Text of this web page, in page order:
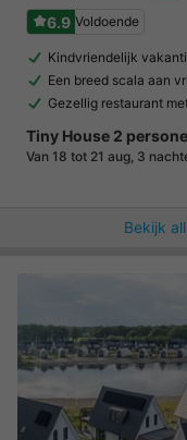
6.9 Voldoende
Kindvriendelijk
Een breed scala aan
Gezellig restaurant
Tiny House 2
Van 18 tot 21 aug, 3
Bekijk